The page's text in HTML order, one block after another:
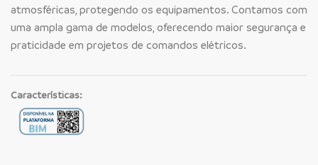
atmosféricas, protegendo os equipamentos. Contamos com
uma ampla gama de modelos, oferecendo maior segurança e
praticidade em projetos de comandos elétricos.
Características: